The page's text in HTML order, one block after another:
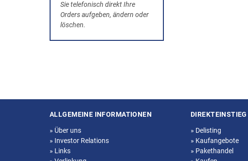
Sie telefonisch direkt Ihre
Orders aufgeben, ändern oder
löschen.
Seitenstruktur
ALLGEMEINE INFORMATIONEN
» Über uns
» Investor Relations
» Links
DIREKTEINSTIEG
» Delisting
» Kaufangebote
» Pakethandel